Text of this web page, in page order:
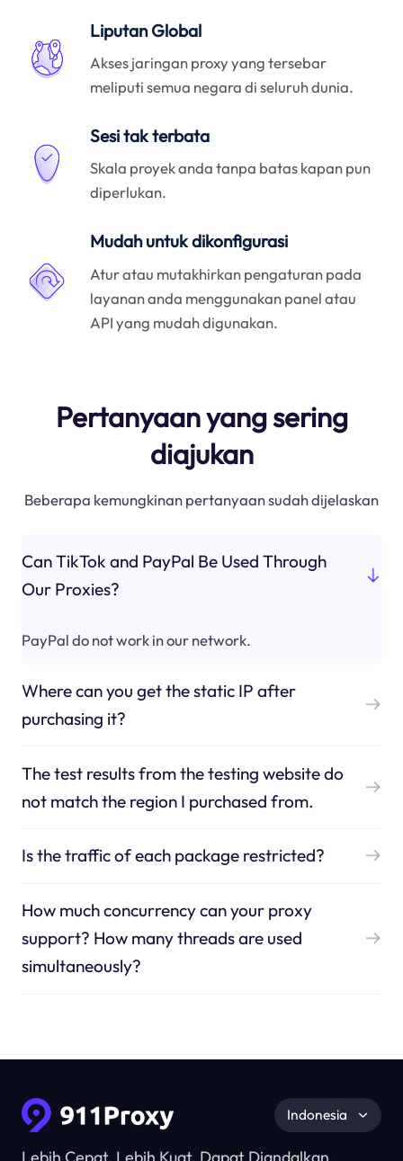
Liputan Global
Akses jaringan proxy yang tersebar
meliputi semua negara di seluruh dunia.
Sesi tak terbata
Skala proyek anda tanpa batas kapan pun
diperlukan.
Mudah untuk dikonfigurasi
Atur atau mutakhirkan pengaturan pada
layanan anda menggunakan panel atau
API yang mudah digunakan.
Pertanyaan yang sering
diajukan
Beberapa kemungkinan pertanyaan sudah dijelaskan
Can TikTok and PayPal Be Used Through
Our Proxies?
PayPal do not work in our network.
Where can you get the static IP after
purchasing it?
The test results from the testing website do
not match the region I purchased from.
Is the traffic of each package restricted?
How much concurrency can your proxy
support? How many threads are used
simultaneously?
Lebih Cepat, Lebih Kuat, Dapat Diandalkan.
Indonesia